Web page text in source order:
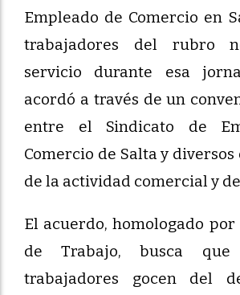
Empleado de Comercio en
trabajadores del rubro
servicio durante esa
acordó a través de un
entre el Sindicato de
Comercio de Salta y
de la actividad comercial y
El acuerdo, homologado
de Trabajo, busca
trabajadores gocen del